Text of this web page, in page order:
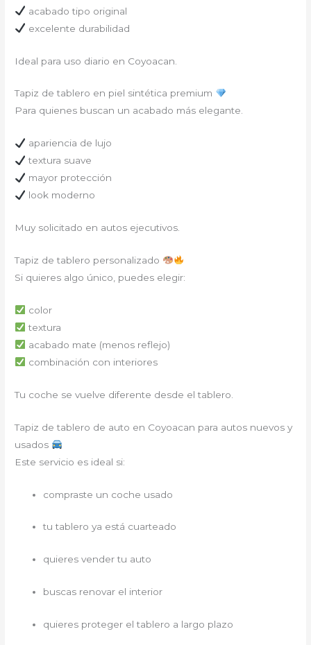
acabado tipo original
excelente durabilidad
Ideal para uso diario en Coyoacan.
Tapiz de tablero en piel sintética premium
Para quienes buscan un acabado más elegante.
apariencia de lujo
textura suave
mayor protección
look moderno
Muy solicitado en autos ejecutivos.
Tapiz de tablero personalizado
Si quieres algo único, puedes elegir:
color
textura
acabado mate (menos reflejo)
combinación con interiores
Tu coche se vuelve diferente desde el tablero.
Tapiz de tablero de auto en Coyoacan para autos nuevos y
usados
Este servicio es ideal si:
compraste un coche usado
tu tablero ya está cuarteado
quieres vender tu auto
buscas renovar el interior
quieres proteger el tablero a largo plazo